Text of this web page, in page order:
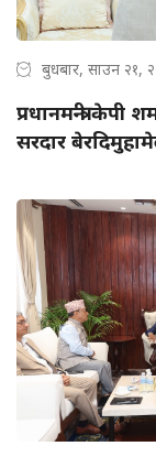
बुधबार, साउन २१,
प्रधानमन्त्री केपी
सरदार